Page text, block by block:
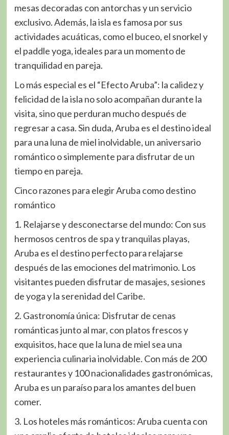
mesas decoradas con antorchas y un servicio
exclusivo. Además, la isla es famosa por sus
actividades acuáticas, como el buceo, el snorkel y
el paddle yoga, ideales para un momento de
tranquilidad en pareja.
Lo más especial es el “Efecto Aruba”: la calidez y
felicidad de la isla no solo acompañan durante la
visita, sino que perduran mucho después de
regresar a casa. Sin duda, Aruba es el destino ideal
para una luna de miel inolvidable, un aniversario
romántico o simplemente para disfrutar de un
tiempo en pareja.
Cinco razones para elegir Aruba como destino
romántico
1. Relajarse y desconectarse del mundo: Con sus
hermosos centros de spa y tranquilas playas,
Aruba es el destino perfecto para relajarse
después de las emociones del matrimonio. Los
visitantes pueden disfrutar de masajes, sesiones
de yoga y la serenidad del Caribe.
2. Gastronomía única: Disfrutar de cenas
románticas junto al mar, con platos frescos y
exquisitos, hace que la luna de miel sea una
experiencia culinaria inolvidable. Con más de 200
restaurantes y 100 nacionalidades gastronómicas,
Aruba es un paraíso para los amantes del buen
comer.
3. Los hoteles más románticos: Aruba cuenta con